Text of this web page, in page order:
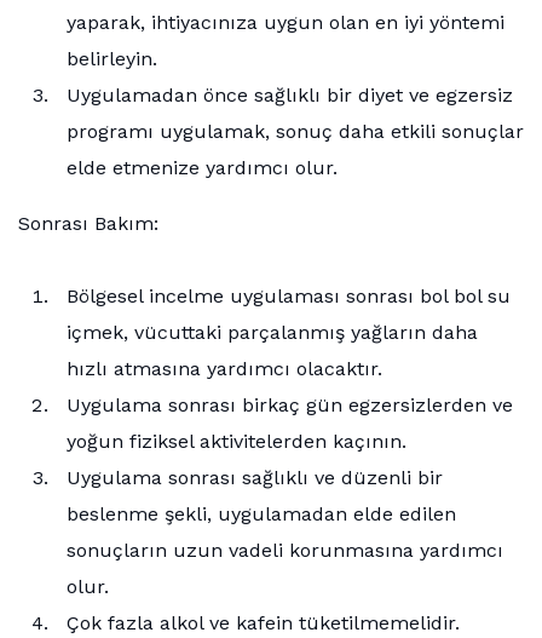
yaparak, ihtiyacınıza uygun olan en iyi yöntemi
belirleyin.
Uygulamadan önce sağlıklı bir diyet ve egzersiz
programı uygulamak, sonuç daha etkili sonuçlar
elde etmenize yardımcı olur.
Sonrası Bakım:
Bölgesel incelme uygulaması sonrası bol bol su
içmek, vücuttaki parçalanmış yağların daha
hızlı atmasına yardımcı olacaktır.
Uygulama sonrası birkaç gün egzersizlerden ve
yoğun fiziksel aktivitelerden kaçının.
Uygulama sonrası sağlıklı ve düzenli bir
beslenme şekli, uygulamadan elde edilen
sonuçların uzun vadeli korunmasına yardımcı
olur.
Çok fazla alkol ve kafein tüketilmemelidir.